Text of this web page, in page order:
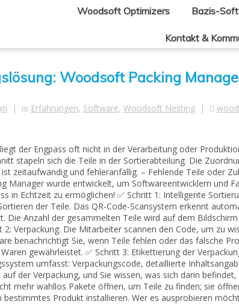
Woodsoft Optimizers Bazis-
Kontakt &
Woodsoft Packing
| Erfahrungen, Software, Woodsoft Nesting |
der Engpass oft nicht in der Verarbeitung oder
stapeln sich die Teile in der Sortierabteilung. Die
zeitaufwändig und fehleranfällig. – Fehlende Teile oder
Manager wurde entwickelt, um Softwareentwicklern und
in Echtzeit zu ermöglichen! ✅ Schritt 1: Intelligente
der Teile. Das QR-Code-Scansystem erkennt
Die Anzahl der gesammelten Teile wird auf dem
Verpackung. Die Mitarbeiter scannen den Code, um zu
benachrichtigt Sie, wenn Teile fehlen oder das falsche
gewährleistet. ✅ Schritt 3: Etikettierung der
umfasst: Verpackungscode, detaillierte
der Verpackung, und Sie wissen, was sich darin
mehr wahllos Pakete öffnen, um Teile zu finden; sie
bestimmtes Produkt installieren. Wer es ausprobieren